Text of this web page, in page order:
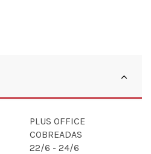
PLUS OFFICE
COBREADAS
22/6 - 24/6